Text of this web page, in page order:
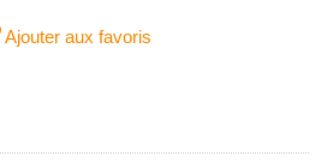
Ajouter aux favoris